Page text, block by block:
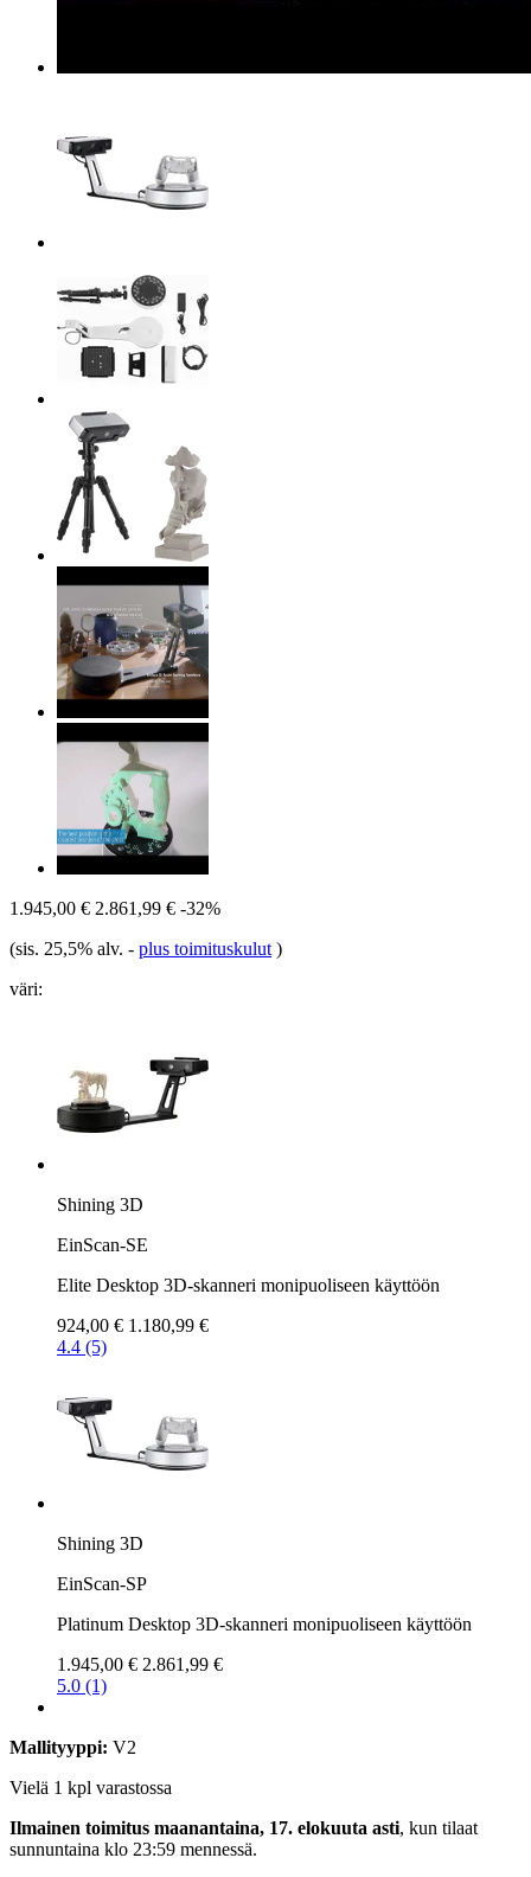
1.945,00 € 2.861,99 € -32%
(sis. 25,5% alv. - plus toimituskulut )
väri:
Shining 3D
EinScan-SE
Elite Desktop 3D-skanneri monipuoliseen käyttöön
924,00 € 1.180,99 €
4.4 (5)
Shining 3D
EinScan-SP
Platinum Desktop 3D-skanneri monipuoliseen käyttöön
1.945,00 € 2.861,99 €
5.0 (1)
Mallityyppi: V2
Vielä 1 kpl varastossa
Ilmainen toimitus maanantaina, 17. elokuuta asti, kun tilaat
sunnuntaina klo 23:59 mennessä.